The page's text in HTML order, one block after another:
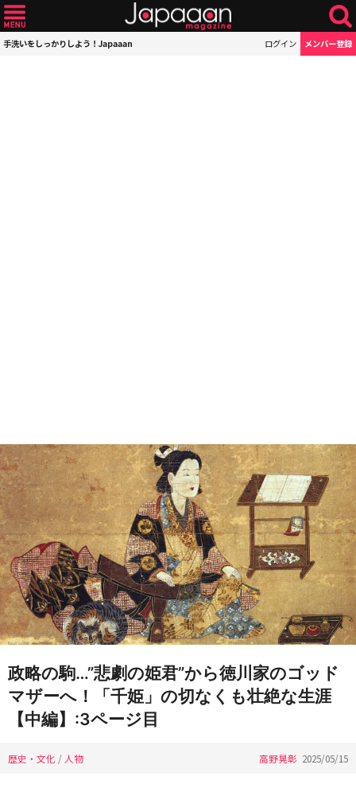
手洗いをしっかりしよう！Japaaan ログイン メンバー登録
政略の駒…”悲劇の姫君”から徳川家のゴッド
マザーへ！「千姫」の切なくも壮絶な生涯
【中編】:3ページ目
歴史・文化 / 人物 高野晃彰 2025/05/15